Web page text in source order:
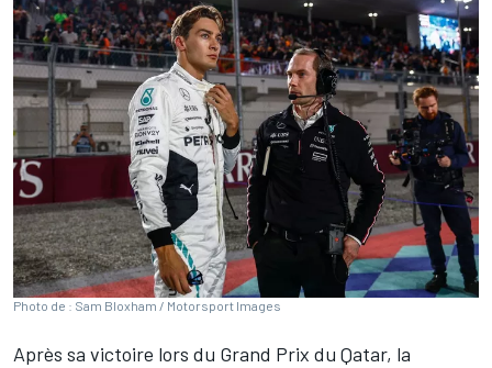
Photo de : Sam Bloxham / Motorsport Images
Après sa victoire lors du Grand Prix du Qatar, la